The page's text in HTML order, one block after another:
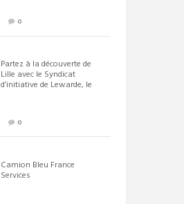
0
Partez à la découverte de
Lille avec le Syndicat
d’initiative de Lewarde, le
0
Camion Bleu France
Services